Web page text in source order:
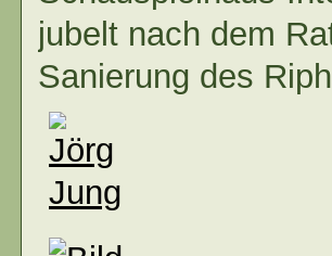
jubelt nach dem
Sanierung des